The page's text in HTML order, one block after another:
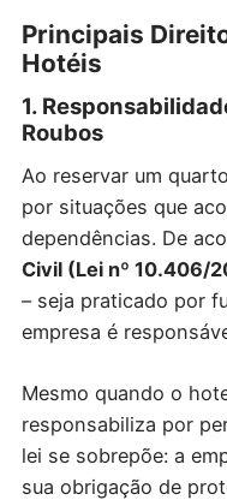
Principais
Hotéis
1.
Roubos
Ao reservar um
por situações que
dependências. De
Civil (Lei nº 10.406/
– seja praticado por
empresa é
Mesmo quando o
responsabiliza por
lei se sobrepõe: a
sua obrigação de